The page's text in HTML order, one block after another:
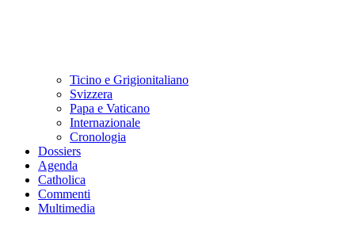
Ticino e Grigionitaliano
Svizzera
Papa e Vaticano
Internazionale
Cronologia
Dossiers
Agenda
Catholica
Commenti
Multimedia